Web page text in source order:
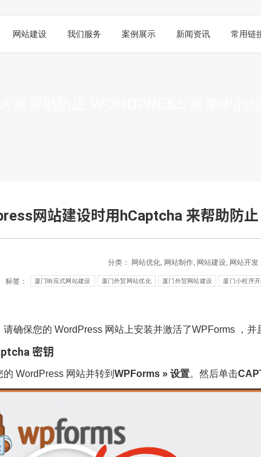
网站建设 我们服务 案例展示 新闻资讯 常用链
网站建设时用hCaptcha 来帮助防
分类： 网站优化, 网站制作, 网站建设, 网站开发
标签： 厦门响应式网站建设 厦门外贸网站优化 厦门外贸网站建设 厦门小程序
请确保您的 WordPress 网站上安装并激活了WPForms ，
密钥
WordPress 网站并转到 WPForms » 设置。然后单击